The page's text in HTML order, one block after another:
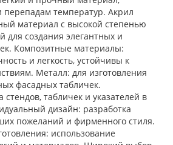
перепадам температур. Акрил
материал с высокой степенью
для создания элегантных и
Композитные материалы:
и легкость, устойчивы к
Металл: для изготовления
фасадных табличек.
табличек и указателей в
дизайн: разработка
пожеланий и фирменного стиля.
использование